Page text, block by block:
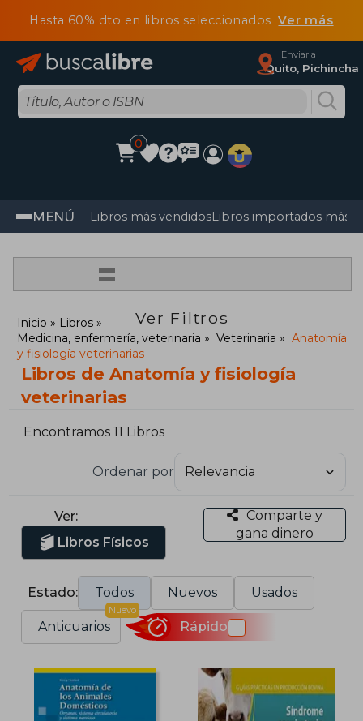
Hasta 60% dto en libros seleccionadosVer más
Enviar a
Quito, Pichincha
0
MENÚ Libros más vendidosLibros importados más
=
Ver Filtros
Inicio
Libros
Medicina, enfermería, veterinaria
Veterinaria
Anatomía
y fisiología veterinarias
Libros de Anatomía y fisiología
veterinarias
Encontramos 11 Libros
Ordenar por
Ver:
Libros Físicos
Comparte y
gana dinero
Estado: Todos Nuevos Usados
Anticuarios
Nuevo
Rápido